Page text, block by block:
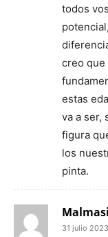
todos
creo que
estas
va a ser,
figura
los
pinta.
31 julio